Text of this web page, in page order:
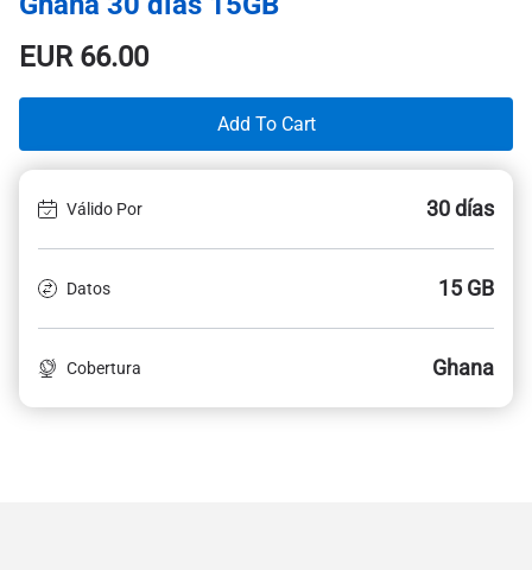
EUR66.00
Add To Cart
Válido Por 30 días
Datos 15 GB
Cobertura Ghana